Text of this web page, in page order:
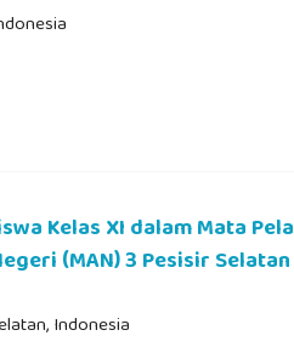
Kelas XI dalam Mata
(MAN) 3 Pesisir Selatan
Indonesia